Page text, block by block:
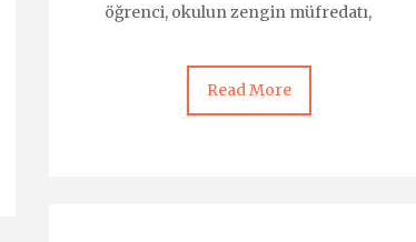
öğrenci, okulun zengin müfredatı,
Read More